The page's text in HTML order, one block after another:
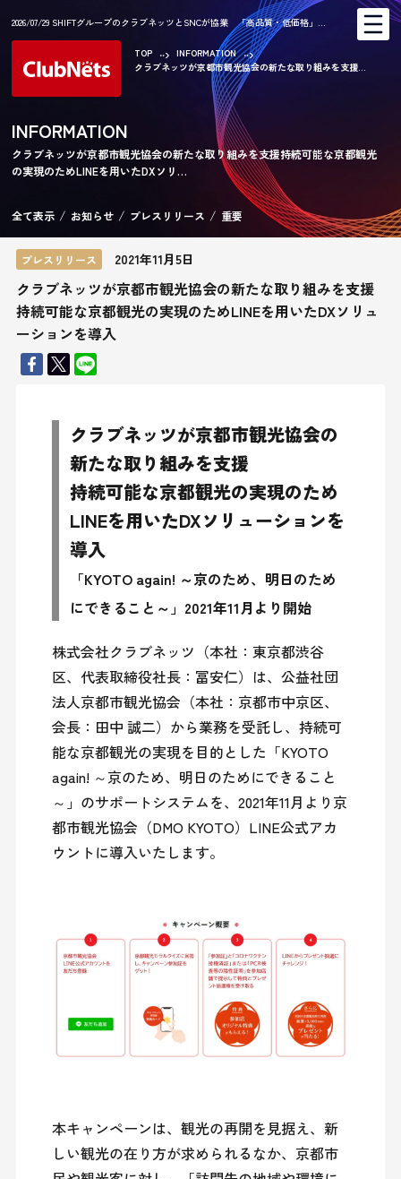
2026/07/29 SHIFTグループのクラブネッツとSNCが協業 「高品質・低価格」…
TOP
INFORMATION
クラブネッツが京都市観光協会の新たな取り組みを支援...
INFORMATION
クラブネッツが京都市観光協会の新たな取り組みを支援持続可能な京都観光
の実現のためLINEを用いたDXソリ…
全て表示 お知らせ プレスリリース 重要
プレスリリース 2021年11月5日
クラブネッツが京都市観光協会の新たな取り組みを支援
持続可能な京都観光の実現のためLINEを用いたDXソリュ
ーションを導入
クラブネッツが京都市観光協会の
新たな取り組みを支援
持続可能な京都観光の実現のため
LINEを用いたDXソリューションを
導入
「KYOTO again! ～京のため、明日のため
にできること～」2021年11月より開始
株式会社クラブネッツ（本社：東京都渋谷
区、代表取締役社長：冨安仁）は、公益社団
法人京都市観光協会（本社：京都市中京区、
会長：田中 誠二）から業務を受託し、持続可
能な京都観光の実現を目的とした「KYOTO
again! ～京のため、明日のためにできること
～」のサポートシステムを、2021年11月より京
都市観光協会（DMO KYOTO）LINE公式アカ
ウントに導入いたします。
本キャンペーンは、観光の再開を見据え、新
しい観光の在り方が求められるなか、京都市